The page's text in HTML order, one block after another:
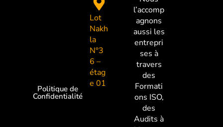
l’accomp
agnons
aussi les
entrepri
ses à
travers
des
Formati
ons ISO,
des
Audits à
Lot
Nakh
la
N°3
6 –
étag
e 01
Politique de
Confidentialité